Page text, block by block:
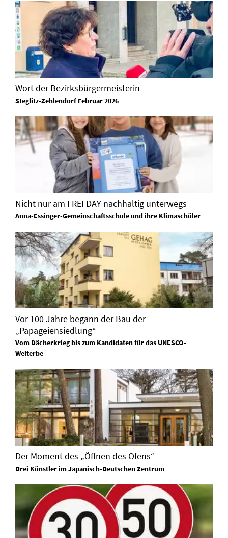
Wort der Bezirksbürgermeisterin
Steglitz-Zehlendorf Februar 2026
Nicht nur am FREI DAY nachhaltig unterwegs
Anna-Essinger-Gemeinschaftsschule und ihre Klimaschüler
Vor 100 Jahre begann der Bau der
„Papageiensiedlung“
Vom Dächerkrieg bis zum Kandidaten für das UNESCO-
Welterbe
Der Moment des „Öffnen des Ofens“
Drei Künstler im Japanisch-Deutschen Zentrum